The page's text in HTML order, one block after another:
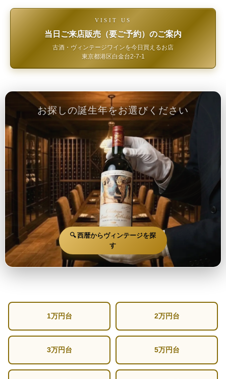
VISIT US
当日ご来店販売（要ご予約）のご案内
古酒・ヴィンテージワインを今日買えるお店
東京都港区白金台2-7-1
お探しの誕生年をお選びください
🔍 西暦からヴィンテージを探
す
1万円台 2万円台
3万円台 5万円台